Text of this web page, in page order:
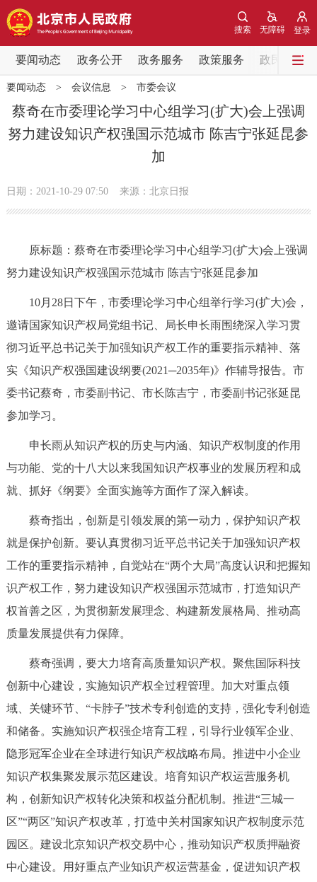
登录
无障碍
搜索
要闻动态 政务公开 政务服务 政策服务 政民互动
要闻动态
党中央精神 国务院信息
北京要闻 会议信息 部门动态
政务公开
市领导 机构职能 政策服务
政务服务
便民服务 利企服务 投资项目
中介服务 阳光政务
政民互动
12345网上接诉即办 我要咨询 我要建议
参与调查 在线访谈 图说互动
走进北京
多语种
한국어
ESPAÑOL العربية PORTUGUÊS
要闻动态> 会议信息 > 市委会议
蔡奇在市委理论学习中心组学习(扩大)会上强调
努力建设知识产权强国示范城市 陈吉宁张延昆参
加
日期：2021-10-29 07:50 来源：北京日报
原标题：蔡奇在市委理论学习中心组学习(扩大)会上强调
努力建设知识产权强国示范城市 陈吉宁张延昆参加
10月28日下午，市委理论学习中心组举行学习(扩大)会，
邀请国家知识产权局党组书记、局长申长雨围绕深入学习贯
彻习近平总书记关于加强知识产权工作的重要指示精神、落
实《知识产权强国建设纲要(2021─2035年)》作辅导报告。市
委书记蔡奇，市委副书记、市长陈吉宁，市委副书记张延昆
参加学习。
申长雨从知识产权的历史与内涵、知识产权制度的作用
与功能、党的十八大以来我国知识产权事业的发展历程和成
就、抓好《纲要》全面实施等方面作了深入解读。
蔡奇指出，创新是引领发展的第一动力，保护知识产权
就是保护创新。要认真贯彻习近平总书记关于加强知识产权
工作的重要指示精神，自觉站在“两个大局”高度认识和把握知
识产权工作，努力建设知识产权强国示范城市，打造知识产
权首善之区，为贯彻新发展理念、构建新发展格局、推动高
质量发展提供有力保障。
蔡奇强调，要大力培育高质量知识产权。聚焦国际科技
创新中心建设，实施知识产权全过程管理。加大对重点领
域、关键环节、“卡脖子”技术专利创造的支持，强化专利创造
和储备。实施知识产权强企培育工程，引导行业领军企业、
隐形冠军企业在全球进行知识产权战略布局。推进中小企业
知识产权集聚发展示范区建设。培育知识产权运营服务机
构，创新知识产权转化决策和权益分配机制。推进“三城一
区”“两区”知识产权改革，打造中关村国家知识产权制度示范
园区。建设北京知识产权交易中心，推动知识产权质押融资
中心建设。用好重点产业知识产权运营基金，促进知识产权